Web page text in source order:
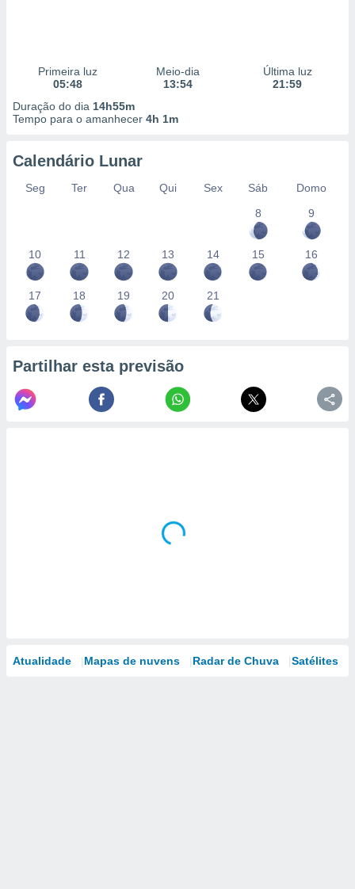
Primeira luz
05:48
Meio-dia
13:54
Última luz
21:59
Duração do dia 14h55m
Tempo para o amanhecer 4h 1m
Calendário Lunar
Seg Ter Qua Qui Sex Sáb
Domo
8
9
10 11 12 13 14 15 16
17 18 19 20 21
Partilhar esta previsão
Atualidade Mapas de nuvens Radar de Chuva Satélites